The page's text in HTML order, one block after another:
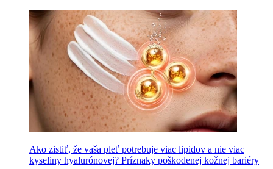
Ako zistiť, že vaša pleť potrebuje viac lipidov a nie viac
kyseliny hyalurónovej? Príznaky poškodenej kožnej bariéry